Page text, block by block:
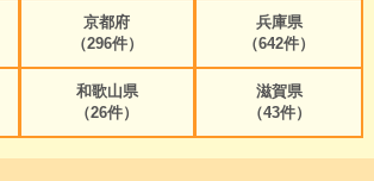
京都府
（296件）
兵庫県
（642件）
和歌山県
（26件）
滋賀県
（43件）